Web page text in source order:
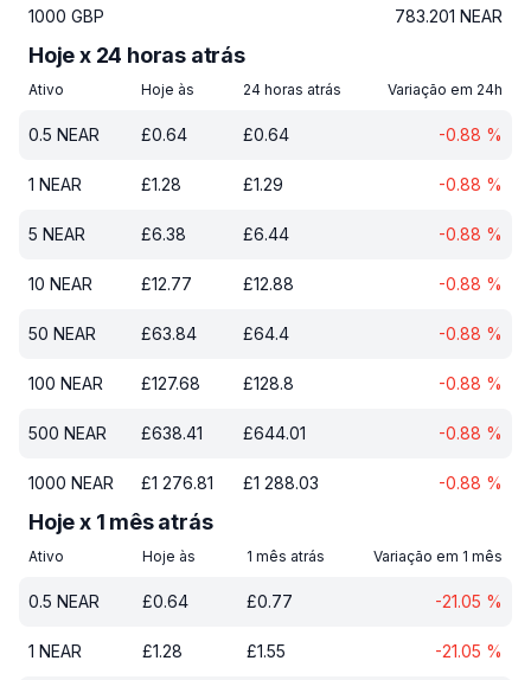
1000 GBP 783.201 NEAR
Hoje x 24 horas atrás
Ativo Hoje às 24 horas atrás Variação em 24h
0.5 NEAR £0.64 £0.64 -0.88 %
1 NEAR £1.28 £1.29 -0.88 %
5 NEAR £6.38 £6.44 -0.88 %
10 NEAR £12.77 £12.88 -0.88 %
50 NEAR £63.84 £64.4 -0.88 %
100 NEAR £127.68 £128.8 -0.88 %
500 NEAR £638.41 £644.01 -0.88 %
1000 NEAR £1 276.81 £1 288.03 -0.88 %
Hoje x 1 mês atrás
Ativo Hoje às 1 mês atrás Variação em 1 mês
0.5 NEAR £0.64 £0.77 -21.05 %
1 NEAR £1.28 £1.55 -21.05 %